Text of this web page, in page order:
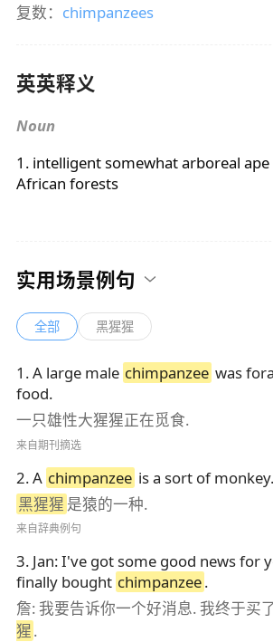
复数： chimpanzees
英英释义
Noun
1. intelligent somewhat arboreal
African forests
实用场景例句
全部 黑猩猩
1 .A large male chimpanzee was
food.
一只雄性大猩猩正在觅食.
来自期刊摘选
2.A chimpanzee is a sort of monkey.
黑猩猩 是猿的一种.
来自辞典例句
3. Jan: I've got some good news for
finally bought chimpanzee.
詹: 我要告诉你一个好消息. 我终于买
猩.